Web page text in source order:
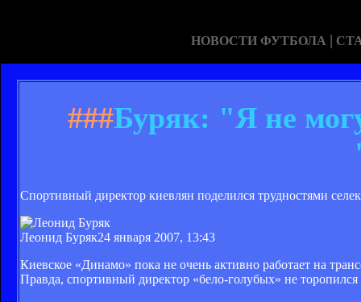
НОВОСТИ ФУТБОЛА |
###Буряк: "Я не
Спортивный директор киевлян поделился трудностями
Леонид Буряк24 января 2007, 13:43
Киевское «Динамо» пока не очень активно работает на
Правда, спортивный директор «бело-голубых» не